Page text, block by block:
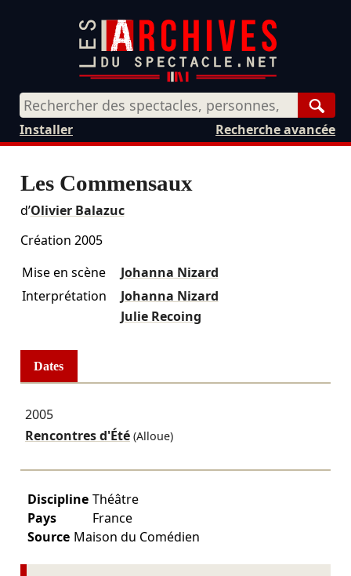
Recherche avancée
Installer
Les Commensaux
d’Olivier Balazuc
Création 2005
Mise en scène
Johanna Nizard
Interprétation
Johanna Nizard
Julie Recoing
Dates
2005
Rencontres d'Été(Alloue)
Discipline Théâtre
Pays
France
Source Maison du Comédien